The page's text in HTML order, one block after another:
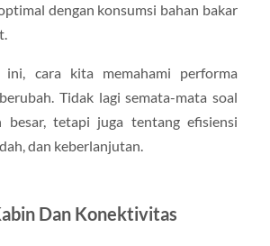
dengan konsumsi bahan bakar
ini, cara kita memahami performa
Tidak lagi semata-mata soal
besar, tetapi juga tentang efisiensi
dan keberlanjutan.
Dan Konektivitas